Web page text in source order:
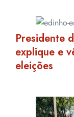
Presidente
explique e
eleições